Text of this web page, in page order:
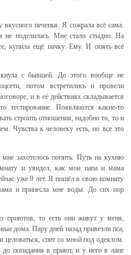
печенья. Я сожрала всё сама.
поделилась. Мне стало стыдно. На
купила ещё пачку. Ему. И опять всё
с бывшей. До этого вообще не
потом встретились и провели
и в её действиях складывается
тестирование. Появляются какие-то
строить отношения, надобно то, то и
Чувства к человеку есть, но все это
захотелось попить. Путь на кухню
и увидел, как мои папа и мама
уже 9 лет. Я пошёл в свою комнату
и принесла мне воды. До сих пор
приютов, то есть они живут у меня,
дома. Пару дней назад привезли пса,
целоваться, спит со мной под одеялом.
до попадания в приют, и у него в лапе